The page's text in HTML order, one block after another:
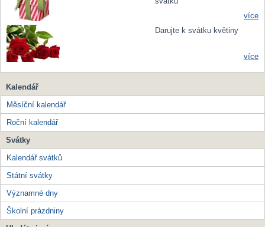
více
Darujte k svátku květiny
více
Kalendář
Měsíční kalendář
Roční kalendář
Svátky
Kalendář svátků
Státní svátky
Významné dny
Školní prázdniny